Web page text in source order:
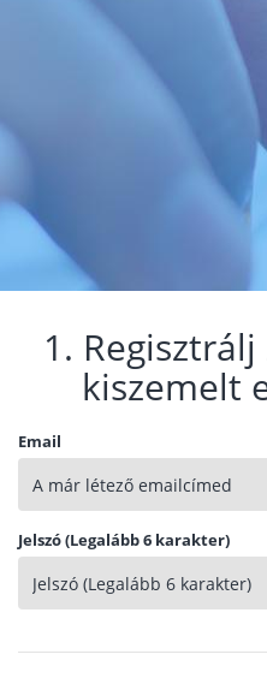
1.
kiszemelt
Email
Jelszó (Legalább 6 karakter)